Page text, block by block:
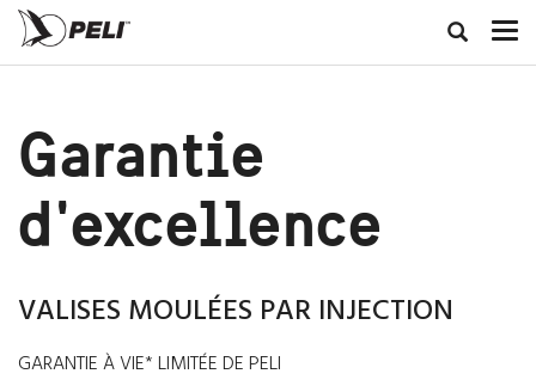
Garantie
d'excellence
VALISES MOULÉES PAR INJECTION
GARANTIE À VIE* LIMITÉE DE PELI